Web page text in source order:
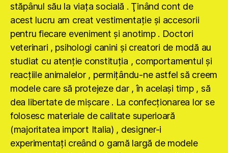
stăpânul său la viaţa socială . Ţinând cont de
acest lucru am creat vestimentaţie şi accesorii
pentru fiecare eveniment şi anotimp . Doctori
veterinari , psihologi canini şi creatori de modă au
studiat cu atenţie constituţia , comportamentul şi
reacţiile animalelor , permiţându-ne astfel să creem
modele care să protejeze dar , în acelaşi timp , să
dea libertate de mişcare . La confecţionarea lor se
folosesc materiale de calitate superioară
(majoritatea import Italia) , designer-i
experimentaţi creând o gamă largă de modele